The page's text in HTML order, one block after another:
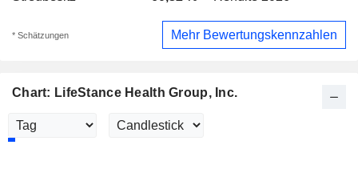
* Schätzungen Mehr Bewertungskennzahlen
Chart: LifeStance Health Group, Inc.